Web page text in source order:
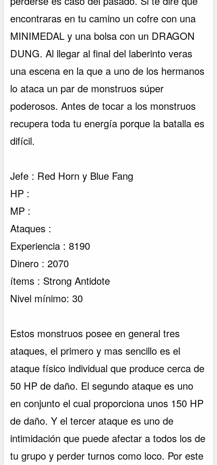
encontraras en tu camino un cofre con una
MINIMEDAL y una bolsa con un DRAGON
DUNG. Al llegar al final del laberinto veras
una escena en la que a uno de los hermanos
lo ataca un par de monstruos súper
poderosos. Antes de tocar a los monstruos
recupera toda tu energía porque la batalla es
difícil.
Jefe : Red Horn y Blue Fang
HP :
MP :
Ataques :
Experiencia : 8190
Dinero : 2070
ítems : Strong Antidote
Nivel mínimo: 30
Estos monstruos posee en general tres
ataques, el primero y mas sencillo es el
ataque físico individual que produce cerca de
50 HP de daño. El segundo ataque es uno
en conjunto el cual proporciona unos 150 HP
de daño. Y el tercer ataque es uno de
intimidación que puede afectar a todos los de
tu grupo y perder turnos como loco. Por este